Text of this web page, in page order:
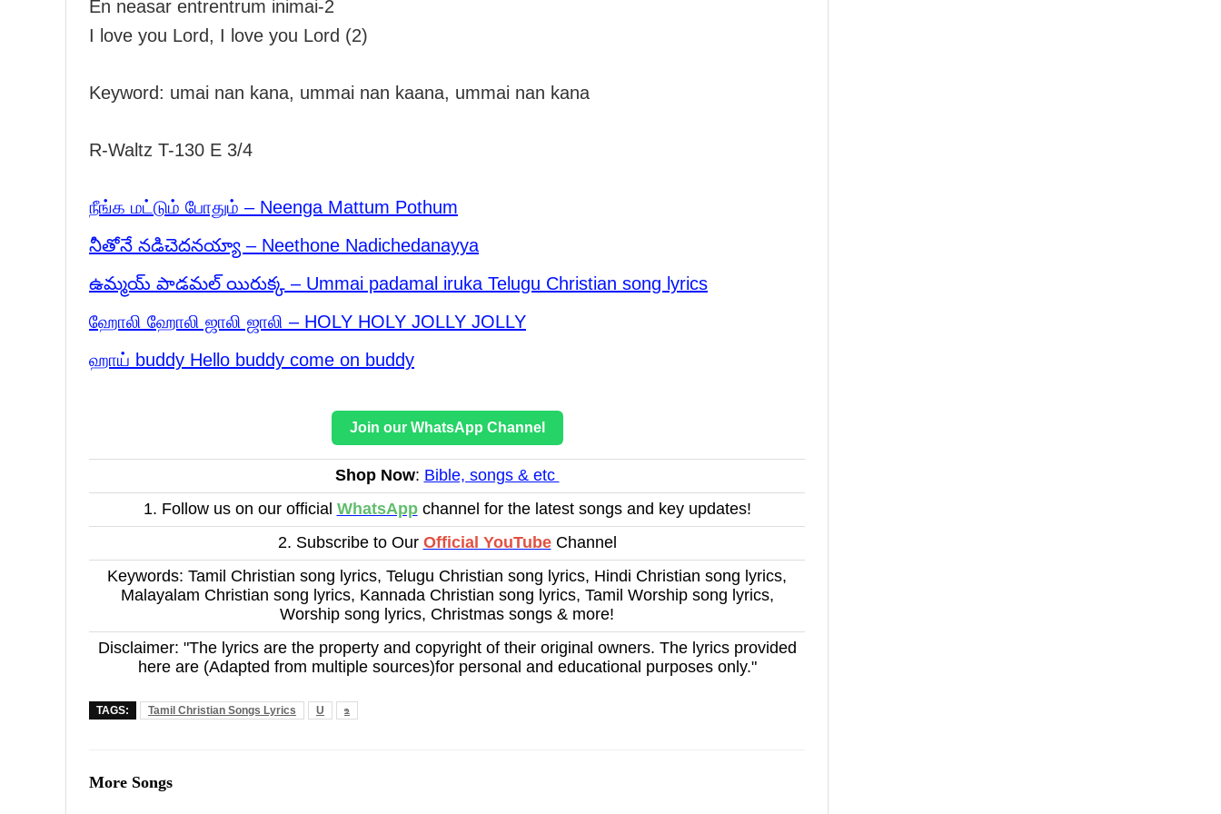
En neasar entrentrum inimai-2
I love you Lord, I love you Lord (2)
Keyword: umai nan kana, ummai nan kaana, ummai nan kana
R-Waltz T-130 E 3/4
‎நீங்க மட்டும் போதும் – Neenga Mattum Pothum
నీతోనే నడిచెదనయ్యా – Neethone Nadichedanayya
ఉమ్మయ్ పాడమల్ యిరుక్క – Ummai padamal iruka Telugu Christian song lyrics
ஹோலி ஹோலி ஜாலி ஜாலி – HOLY HOLY JOLLY JOLLY
ஹாய் buddy Hello buddy come on buddy
Join our WhatsApp Channel
Shop Now: Bible, songs & etc
1. Follow us on our official WhatsApp channel for the latest songs and key updates!
2. Subscribe to Our Official YouTubeChannel
Keywords: Tamil Christian song lyrics, Telugu Christian song lyrics, Hindi Christian song lyrics,
Malayalam Christian song lyrics, Kannada Christian song lyrics, Tamil Worship song lyrics,
Worship song lyrics, Christmas songs & more!
Disclaimer: "The lyrics are the property and copyright of their original owners. The lyrics provided
here are (Adapted from multiple sources)for personal and educational purposes only."
TAGS: Tamil Christian Songs Lyrics U உ
More Songs